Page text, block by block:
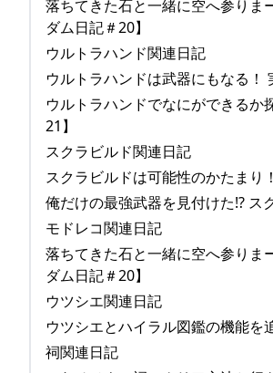
落ちてきた石と一緒に空へ参りま
ダム日記＃20】
ウルトラハンド関連日記
ウルトラハンドは武器にもなる！
ウルトラハンドでなにができるか
21】
スクラビルド関連日記
スクラビルドは可能性のかたまり
俺だけの最強武器を見付けた!? ス
モドレコ関連日記
落ちてきた石と一緒に空へ参りま
ダム日記＃20】
ウツシエ関連日記
ウツシエとハイラル図鑑の機能を
祠関連日記